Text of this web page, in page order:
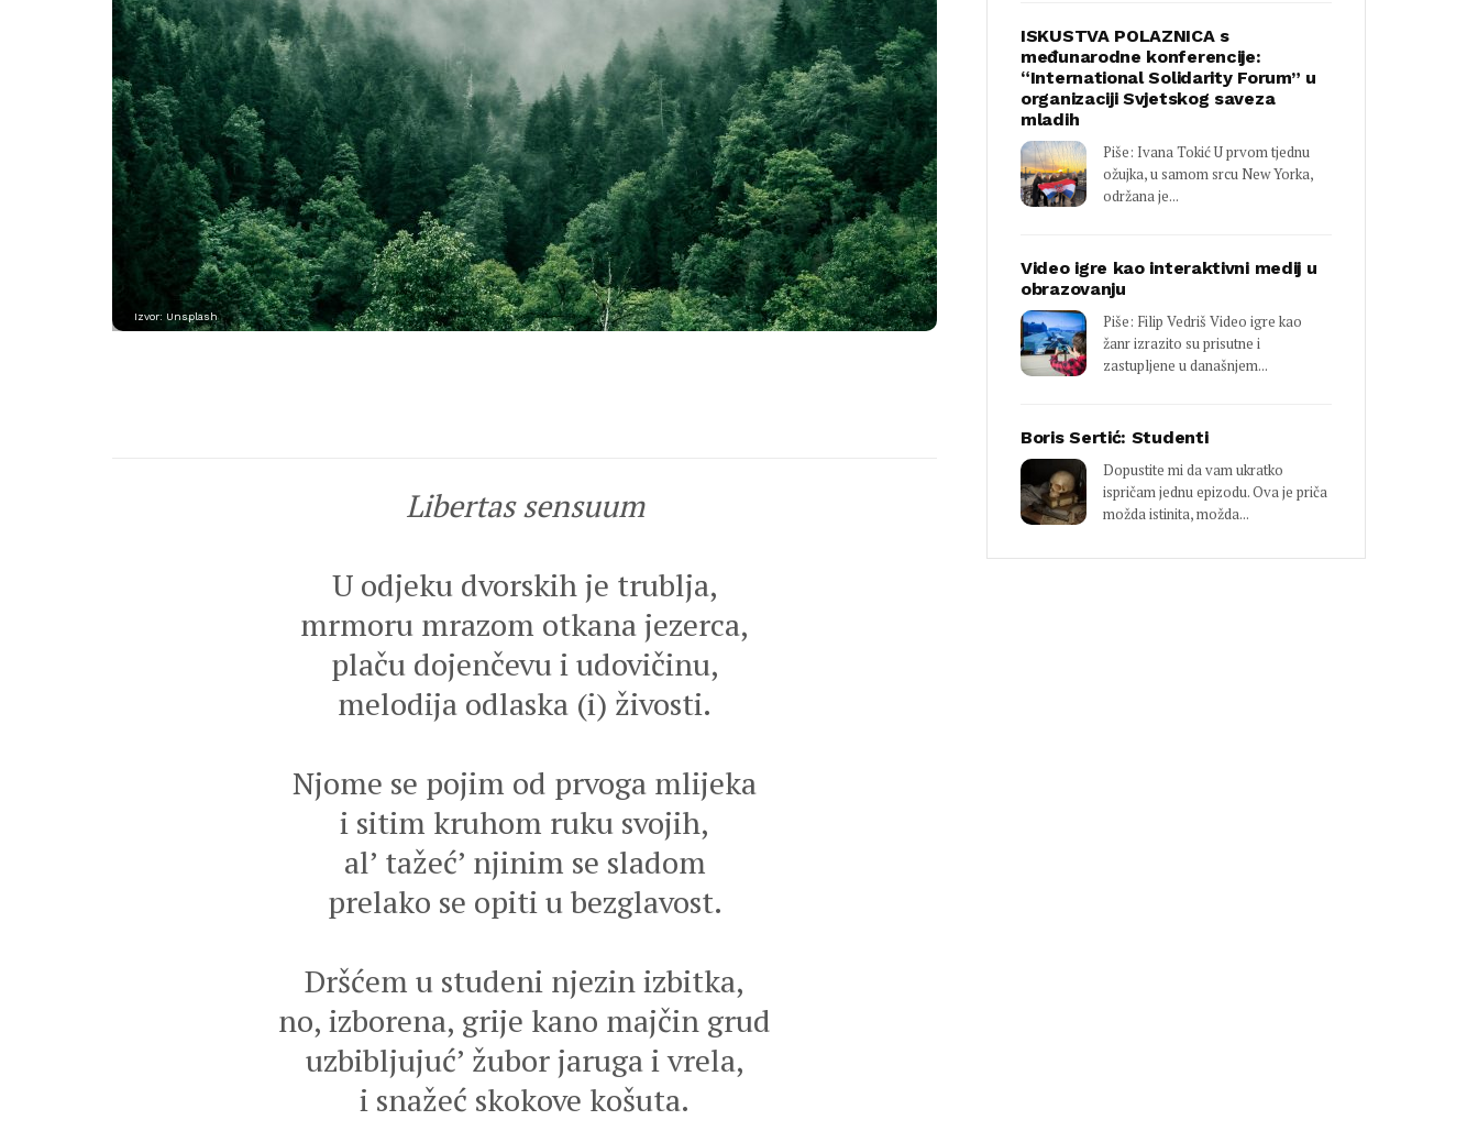
Izvor: Unsplash
Libertas sensuum
U odjeku dvorskih je trublja,
mrmoru mrazom otkana jezerca,
plaču dojenčevu i udovičinu,
melodija odlaska (i) živosti.
Njome se pojim od prvoga mlijeka
i sitim kruhom ruku svojih,
al’ tažeć’ njinim se sladom
prelako se opiti u bezglavost.
Dršćem u studeni njezin izbitka,
no, izborena, grije kano majčin grud
uzbibljujuć’ žubor jaruga i vrela,
i snažeć skokove košuta.
ISKUSTVA POLAZNICA s
međunarodne konferencije:
“International Solidarity Forum” u
organizaciji Svjetskog saveza
mladih
Piše: Ivana Tokić U prvom tjednu
ožujka, u samom srcu New Yorka,
održana je...
Video igre kao interaktivni medij u
obrazovanju
Piše: Filip Vedriš Video igre kao
žanr izrazito su prisutne i
zastupljene u današnjem...
Boris Sertić: Studenti
Dopustite mi da vam ukratko
ispričam jednu epizodu. Ova je priča
možda istinita, možda...